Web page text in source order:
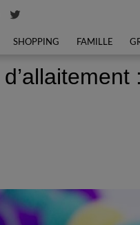
SHOPPING FAMILLE